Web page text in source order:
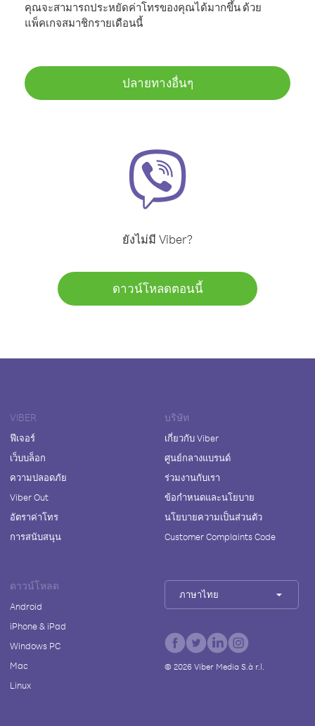
คุณจะสามารถประหยัดค่าโทรของคุณได้มากขึ้น ด้วย
แพ็คเกจสมาชิกรายเดือนนี้
ปลายทางอื่นๆ
ยังไม่มี Viber?
ดาวน์โหลดตอนนี้
VIBER
ฟีเจอร์
เว็บบล็อก
ความปลอดภัย
Viber Out
อัตราค่าโทร
การสนับสนุน
บริษัท
เกี่ยวกับ Viber
ศูนย์กลางแบรนด์
ร่วมงานกับเรา
ข้อกำหนดและนโยบาย
นโยบายความเป็นส่วนตัว
Customer Complaints Code
ดาวน์โหลด
Android
iPhone & iPad
Windows PC
Mac
Linux
ภาษาไทย
© 2026Viber Media S.à r.l.